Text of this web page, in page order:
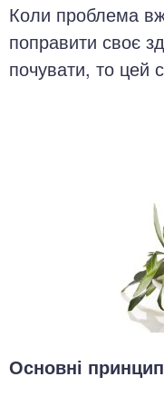
Коли проблема
поправити своє
почувати, то цей
Основні